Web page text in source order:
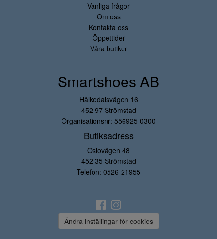
Vanliga frågor
Om oss
Kontakta oss
Öppettider
Våra butiker
Smartshoes AB
Hålkedalsvägen 16
452 97 Strömstad
Organisationsnr: 556925-0300
Butiksadress
Oslovägen 48
452 35 Strömstad
Telefon: 0526-21955
Ändra inställingar för cookies